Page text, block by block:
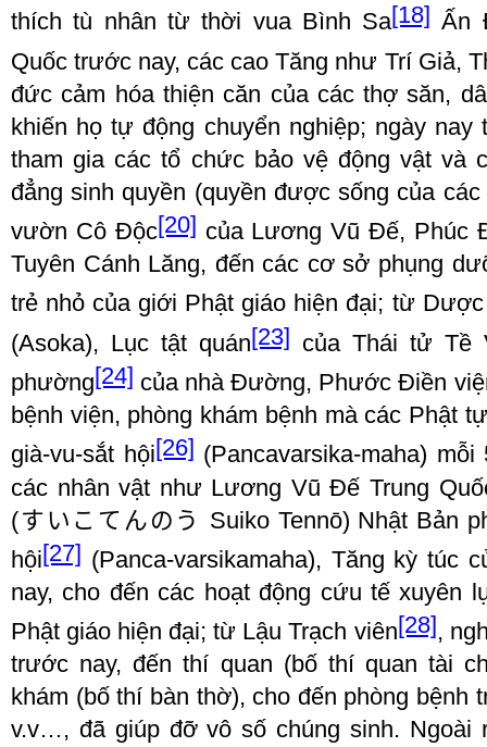
thích tù nhân từ thời vua Bình Sa[18] Ấn
Quốc trước nay, các cao Tăng như Trí Giả,
đức cảm hóa thiện căn của các thợ săn,
khiến họtự động chuyển nghiệp; ngày nay
tham gia các tổ chức bảo vệ động vật và
đẳng sinh quyền (quyền được sống của
vườn CôĐộc[20] của Lương Vũ Đế, Phúc
Tuyên Cánh Lăng, đến các cơ sở phụng
trẻ nhỏ của giới Phật giáo hiện đại; từ Dược
(Asoka), Lục tật quán[23] của Thái tử Tề
phường[24] của nhà Đường, Phước Điền
bệnh viện, phòng khám bệnh mà các Phật
già-vu-sắt hội[26] (Pancavarsika-maha) mỗi
các nhân vật như Lương Vũ Đế Trung
(すいこてんのう Suiko Tennō) Nhật Bản
hội[27] (Panca-varsikamaha), Tăng kỳ túc
nay, cho đến các hoạt động cứu tế xuyên
Phật giáo hiện đại; từ Lậu Trạch viên[28],
trước nay, đến thí quan (bố thí quan tài
khám (bố thí bàn thờ), cho đến phòng bệnh
v.v…, đã giúp đỡ vô số chúng sinh. Ngoài